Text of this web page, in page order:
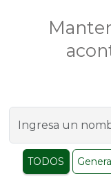
TODOS